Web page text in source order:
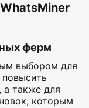
ферм
выбором для
а также для
которым